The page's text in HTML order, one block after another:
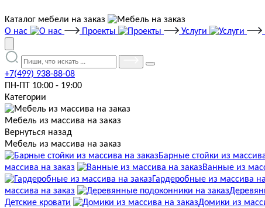
Каталог мебели на заказ
О нас
Проекты Услуги
+7(499) 938-88-08
ПН-ПТ 10:00 - 19:00
Категории
Мебель из массива на заказ
Вернуться назад
Мебель из массива на заказ
Барные стойки из
массива на заказ
Ванные из
Гардеробные из массива
массива на заказ
Детские кровати
Домики из